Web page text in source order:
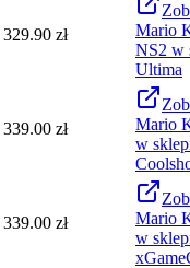
329.90 zł
Mario
NS2 w
Ultima
339.00 zł
Mario
w
339.00 zł
Mario
w